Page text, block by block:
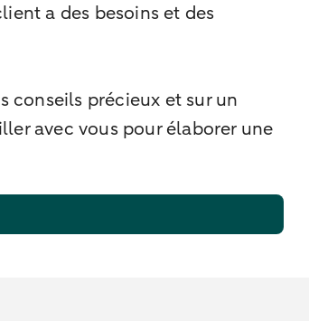
a des besoins et des
conseils précieux et sur un
avec vous pour élaborer une